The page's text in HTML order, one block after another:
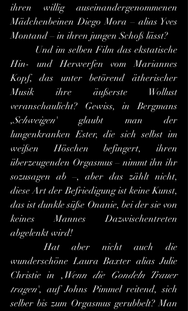
ihren willig auseinandergenommenen
Mädchenbeinen Diego Mora – alias Yves
Montand – in ihren jungen Schoß lässt?
Hin- und Herwerfen vom Mariannes
Kopf, das unter betörend ätherischer
Musik ihre äußerste Wollust
veranschaulicht? Gewiss, in Bergmans
,Schweigen' glaubt man der
lungenkranken Ester, die sich selbst im
weißen Höschen befingert, ihren
überzeugenden Orgasmus – nimmt ihn ihr
sozusagen ab –, aber das zählt nicht,
diese Art der Befriedigung ist keine Kunst,
das ist dunkle süße Onanie, bei der sie von
keines Mannes Dazwischentreten
abgelenkt wird!
	Hat aber nicht auch die
wunderschöne Laura Baxter alias Julie
Christie in , Wenn die Gondeln Trauer
tragen', auf Johns Pimmel reitend, sich
selber bis zum Orgasmus gerubbelt? Man